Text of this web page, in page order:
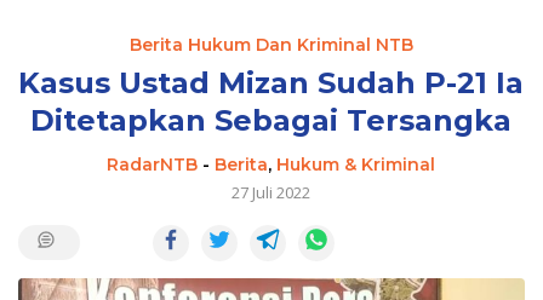
Berita Hukum Dan Kriminal NTB
Kasus Ustad Mizan Sudah P-21 Ia
Ditetapkan Sebagai Tersangka
RadarNTB - Berita, Hukum & Kriminal
27 Juli 2022